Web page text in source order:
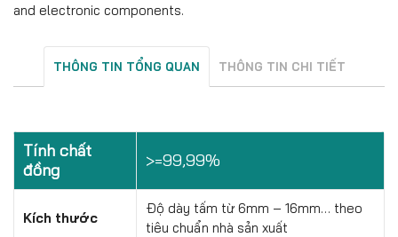
and electronic components.
THÔNG TIN TỔNG QUAN THÔNG TIN CHI TIẾT
Tính chất
đồng
>=99,99%
Kích thước
Độ dày tấm từ 6mm – 16mm… theo
tiêu chuẩn nhà sản xuất